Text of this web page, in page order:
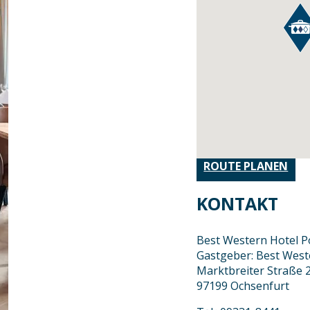
ROUTE PLANEN
KONTAKT
Best Western Hotel
Gastgeber: Best
Marktbreiter Straße
97199 Ochsenfurt